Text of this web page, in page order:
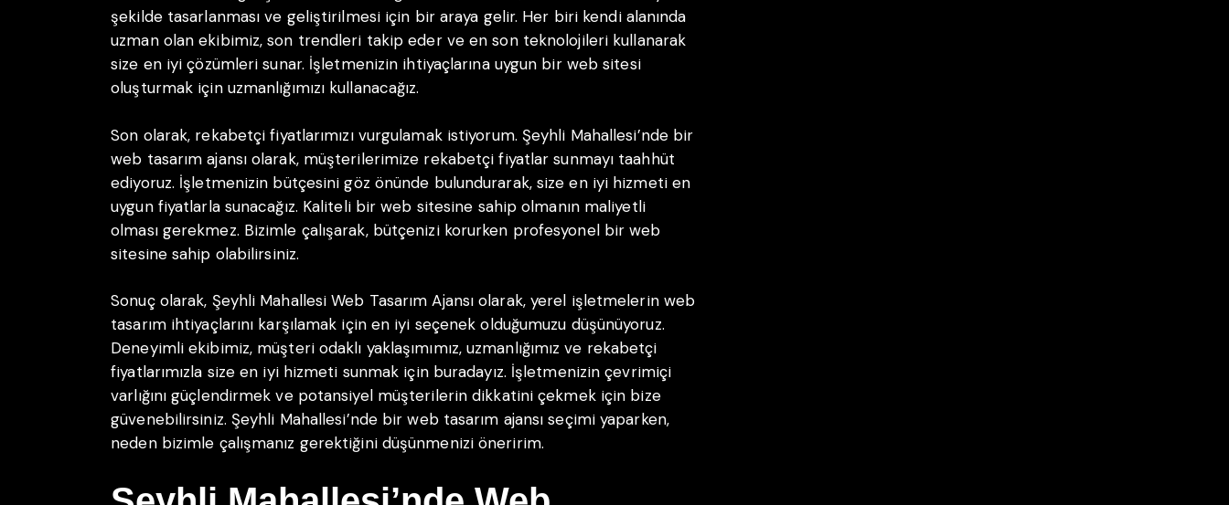
şekilde tasarlanması ve geliştirilmesi için bir araya gelir. Her biri kendi alanında
uzman olan ekibimiz, son trendleri takip eder ve en son teknolojileri kullanarak
size en iyi çözümleri sunar. İşletmenizin ihtiyaçlarına uygun bir web sitesi
oluşturmak için uzmanlığımızı kullanacağız.
Son olarak, rekabetçi fiyatlarımızı vurgulamak istiyorum. Şeyhli Mahallesi’nde bir
web tasarım ajansı olarak, müşterilerimize rekabetçi fiyatlar sunmayı taahhüt
ediyoruz. İşletmenizin bütçesini göz önünde bulundurarak, size en iyi hizmeti en
uygun fiyatlarla sunacağız. Kaliteli bir web sitesine sahip olmanın maliyetli
olması gerekmez. Bizimle çalışarak, bütçenizi korurken profesyonel bir web
sitesine sahip olabilirsiniz.
Sonuç olarak, Şeyhli Mahallesi Web Tasarım Ajansı olarak, yerel işletmelerin web
tasarım ihtiyaçlarını karşılamak için en iyi seçenek olduğumuzu düşünüyoruz.
Deneyimli ekibimiz, müşteri odaklı yaklaşımımız, uzmanlığımız ve rekabetçi
fiyatlarımızla size en iyi hizmeti sunmak için buradayız. İşletmenizin çevrimiçi
varlığını güçlendirmek ve potansiyel müşterilerin dikkatini çekmek için bize
güvenebilirsiniz. Şeyhli Mahallesi’nde bir web tasarım ajansı seçimi yaparken,
neden bizimle çalışmanız gerektiğini düşünmenizi öneririm.